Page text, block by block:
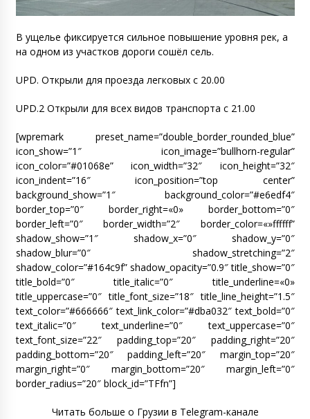
В ущелье фиксируется сильное повышение уровня рек, а
на одном из участков дороги сошёл сель.
UPD. Открыли для проезда легковых с 20.00
UPD.2 Открыли для всех видов транспорта с 21.00
[wpremark preset_name=”double_border_rounded_blue”
icon_show=”1″ icon_image=”bullhorn-regular”
icon_color=”#01068e” icon_width=”32″ icon_height=”32″
icon_indent=”16″ icon_position=”top center”
background_show=”1″ background_color=”#e6edf4″
border_top=”0″ border_right=«0» border_bottom=”0″
border_left=”0″ border_width=”2″ border_color=«»ffffff”
shadow_show=”1″ shadow_x=”0″ shadow_y=”0″
shadow_blur=”0″ shadow_stretching=”2″
shadow_color=”#164c9f” shadow_opacity=”0.9″ title_show=”0″
title_bold=”0″ title_italic=”0″ title_underline=«0»
title_uppercase=”0″ title_font_size=”18″ title_line_height=”1.5″
text_color=”#666666″ text_link_color=”#dba032″ text_bold=”0″
text_italic=”0″ text_underline=”0″ text_uppercase=”0″
text_font_size=”22″ padding_top=”20″ padding_right=”20″
padding_bottom=”20″ padding_left=”20″ margin_top=”20″
margin_right=”0″ margin_bottom=”20″ margin_left=”0″
border_radius=”20″ block_id=”TFfn”]
Читать больше о Грузии в Telegram-канале